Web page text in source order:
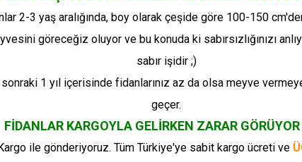
2-3 yaş aralığında, boy olarak çeşide göre 100-150
göreceğiz oluyor ve bu konuda ki sabırsızlığınızı
sabır işidir ;)
1 yıl içerisinde fidanlarınız az da olsa meyve
geçer.
FİDANLAR KARGOYLA GELİRKEN ZARAR
ile gönderiyoruz. Tüm Türkiye'ye sabit kargo ücreti ve